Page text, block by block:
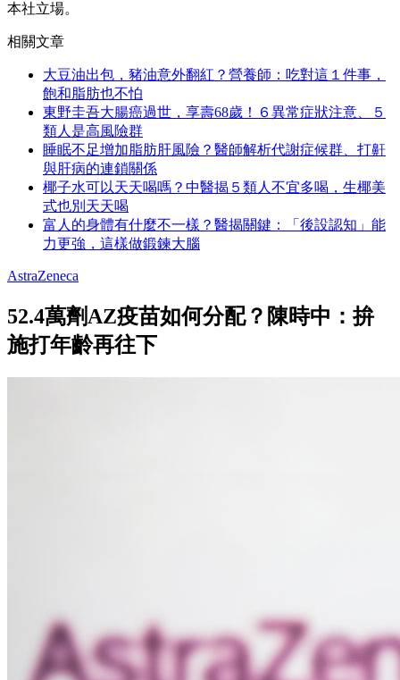
本社立場。
相關文章
大豆油出包，豬油意外翻紅？營養師：吃對這１件事，
飽和脂肪也不怕
東野圭吾大腸癌過世，享壽68歲！６異常症狀注意、５
類人是高風險群
睡眠不足增加脂肪肝風險？醫師解析代謝症候群、打鼾
與肝病的連鎖關係
椰子水可以天天喝嗎？中醫揭５類人不宜多喝，生椰美
式也別天天喝
富人的身體有什麼不一樣？醫揭關鍵：「後設認知」能
力更強，這樣做鍛鍊大腦
AstraZeneca
52.4萬劑AZ疫苗如何分配？陳時中：拚
施打年齡再往下